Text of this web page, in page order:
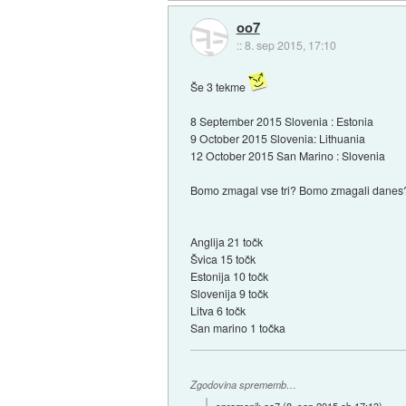
oo7
::8. sep 2015, 17:10
Še 3 tekme
8 September 2015 Slovenia : Estonia
9 October 2015 Slovenia: Lithuania
12 October 2015 San Marino : Slovenia
Bomo zmagal vse tri? Bomo zmagali
Anglija 21 točk
Švica 15 točk
Estonija 10 točk
Slovenija 9 točk
Litva 6 točk
San marino 1 točka
Zgodovina sprememb…